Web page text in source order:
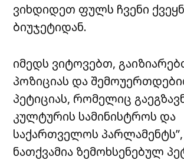
ვიხდიდეთ ფულს ჩვენი
ბიუჯეტიდან.
იმედს ვიტოვებთ,
პოზიციას და
პეტიციას, რომელიც
კულტურის სამინისტროს და
საქართველოს პარლამენტს”,
ნათქვამია ზემოხსენებულ